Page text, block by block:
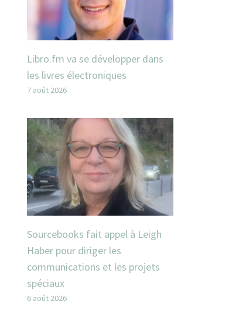
Libro.fm va se développer dans
les livres électroniques
7 août 2026
Sourcebooks fait appel à Leigh
Haber pour diriger les
communications et les projets
spéciaux
6 août 2026